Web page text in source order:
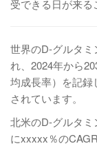
受できる日が来る
世界のD-グルタ
れ、2024年から
均成長率）を記
されています。
北米のD-グルタミ
にxxxxx％の